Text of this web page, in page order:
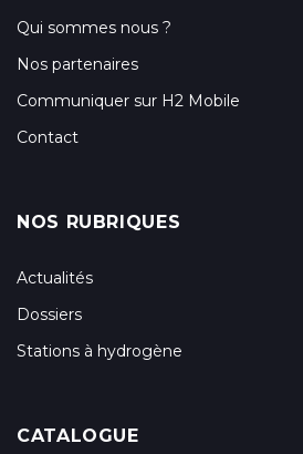
Qui sommes nous ?
Nos partenaires
Communiquer sur H2 Mobile
Contact
NOS RUBRIQUES
Actualités
Dossiers
Stations à hydrogène
CATALOGUE